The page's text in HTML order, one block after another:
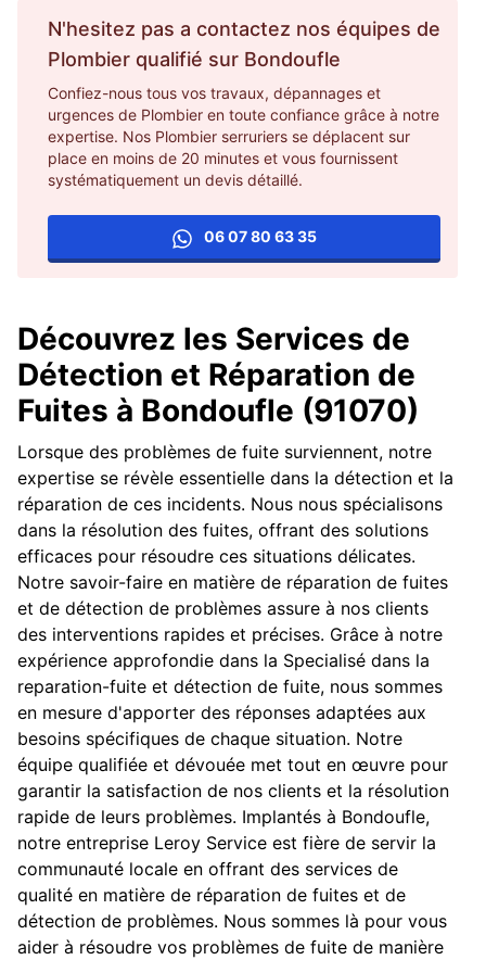
N'hesitez pas a contactez nos équipes de
Plombier qualifié sur Bondoufle
Confiez-nous tous vos travaux, dépannages et
urgences de Plombier en toute confiance grâce à notre
expertise. Nos Plombier serruriers se déplacent sur
place en moins de 20 minutes et vous fournissent
systématiquement un devis détaillé.
06 07 80 63 35
Découvrez les Services de
Détection et Réparation de
Fuites à Bondoufle (91070)
Lorsque des problèmes de fuite surviennent, notre
expertise se révèle essentielle dans la détection et la
réparation de ces incidents. Nous nous spécialisons
dans la résolution des fuites, offrant des solutions
efficaces pour résoudre ces situations délicates.
Notre savoir-faire en matière de réparation de fuites
et de détection de problèmes assure à nos clients
des interventions rapides et précises. Grâce à notre
expérience approfondie dans la Specialisé dans la
reparation-fuite et détection de fuite, nous sommes
en mesure d'apporter des réponses adaptées aux
besoins spécifiques de chaque situation. Notre
équipe qualifiée et dévouée met tout en œuvre pour
garantir la satisfaction de nos clients et la résolution
rapide de leurs problèmes. Implantés à Bondoufle,
notre entreprise Leroy Service est fière de servir la
communauté locale en offrant des services de
qualité en matière de réparation de fuites et de
détection de problèmes. Nous sommes là pour vous
aider à résoudre vos problèmes de fuite de manière